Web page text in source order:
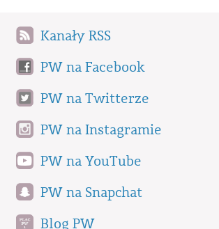
Kanały RSS
PW na Facebook
PW na Twitterze
PW na Instagramie
PW na YouTube
PW na Snapchat
Blog PW